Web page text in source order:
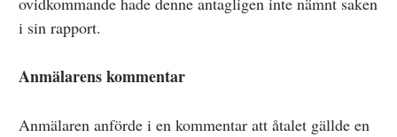
i sin rapport.
Anmälarens kommentar
Anmälaren anförde i en kommentar att åtalet gällde en